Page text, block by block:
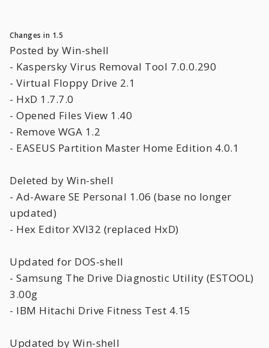
Changes in 1.5
Posted by Win-shell
- Kaspersky Virus Removal Tool 7.0.0.290
- Virtual Floppy Drive 2.1
- HxD 1.7.7.0
- Opened Files View 1.40
- Remove WGA 1.2
- EASEUS Partition Master Home Edition 4.0.1
Deleted by Win-shell
- Ad-Aware SE Personal 1.06 (base no longer
updated)
- Hex Editor XVI32 (replaced HxD)
Updated for DOS-shell
- Samsung The Drive Diagnostic Utility (ESTOOL)
3.00g
- IBM Hitachi Drive Fitness Test 4.15
Updated by Win-shell